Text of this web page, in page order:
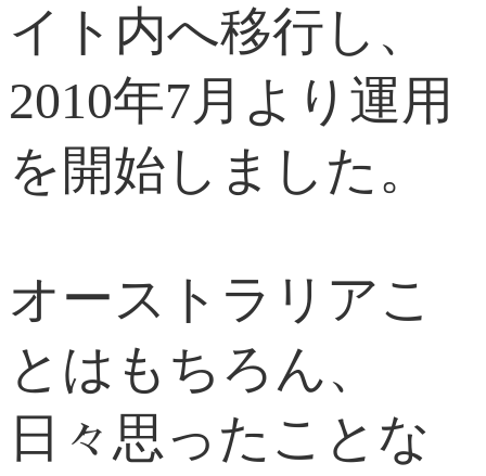
イト内へ移行し、
2010年7月より運用
を開始しました。
オーストラリアこ
とはもちろん、
日々思ったことな